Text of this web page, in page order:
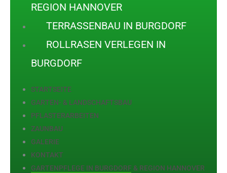
REGION HANNOVER
TERRASSENBAU IN BURGDORF
ROLLRASEN VERLEGEN IN
BURGDORF
STARTSEITE
GARTEN- & LANDSCHAFTSBAU
PFLASTERARBEITEN
ZAUNBAU
GALERIE
KONTAKT
GARTENPFLEGE IN BURGDORF & REGION HANNOVER